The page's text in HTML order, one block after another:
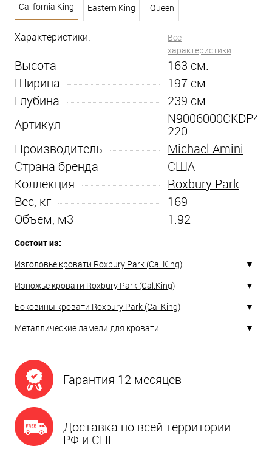
California King Eastern King Queen
Характеристики:
Все
характеристики
Высота 163 см.
Ширина
197 см.
Глубина
239 см.
Артикул
N9006000CKDP4-
220
Производитель
Michael Amini
Страна бренда
США
Коллекция
Roxbury Park
Вес, кг
169
Объем, м3
1.92
Состоит из:
Изголовье кровати Roxbury Park (Cal.King)
Изножье кровати Roxbury Park (Cal.King)
Боковины кровати Roxbury Park (Cal.King)
Металлические ламели для кровати
Гарантия 12 месяцев
Доставка по всей территории
РФ и СНГ